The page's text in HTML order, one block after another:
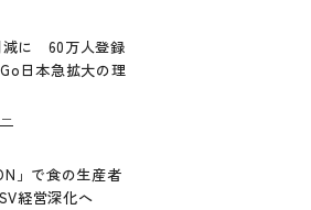
減に 60万人登録
日本急拡大の理
」で食の生産者
経営深化へ